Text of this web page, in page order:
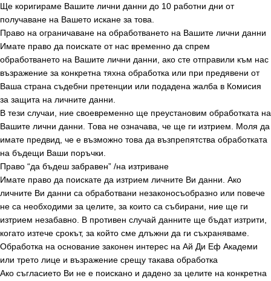
Ще коригираме Вашите лични данни до 10 работни дни от
получаване на Вашето искане за това.
Право на ограничаване на обработването на Вашите лични данни
Имате право да поискате от нас временно да спрем
обработването на Вашите лични данни, ако сте отправили към нас
възражение за конкретна тяхна обработка или при предявени от
Ваша страна съдебни претенции или подадена жалба в Комисия
за защита на личните данни.
В тези случаи, ние своевременно ще преустановим обработката на
Вашите лични данни. Това не означава, че ще ги изтрием. Моля да
имате предвид, че е възможно това да възпрепятства обработката
на бъдещи Ваши поръчки.
Право “да бъдеш забравен” /на изтриване
Имате право да поискате да изтрием личните Ви данни. Ако
личните Ви данни са обработвани незаконосъобразно или повече
не са необходими за целите, за които са събирани, ние ще ги
изтрием незабавно. В противен случай данните ще бъдат изтрити,
когато изтече срокът, за който сме длъжни да ги съхраняваме.
Обработка на основание законен интерес на Ай Ди Еф Академи
или трето лице и възражение срещу такава обработка
Ако съгласието Ви не е поискано и дадено за целите на конкретна